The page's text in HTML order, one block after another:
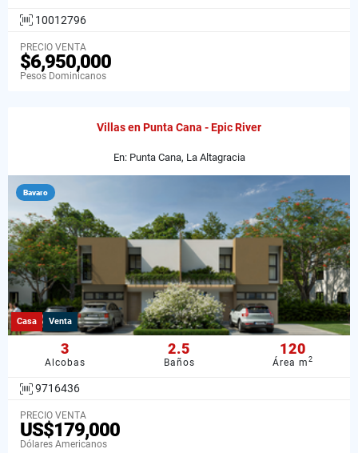
10012796
PRECIO VENTA
$6,950,000
Pesos Dominicanos
Villas en Punta Cana - Epic River
En: Punta Cana, La Altagracia
Bavaro
Casa Venta
3
Alcobas
2.5
Baños
120
Área m2
9716436
PRECIO VENTA
US$179,000
Dólares Americanos